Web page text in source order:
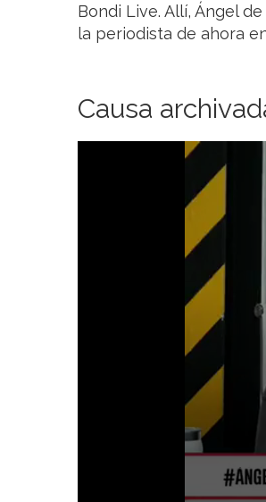
Bondi Live. Allí, Ángel
la periodista de ahora
Causa